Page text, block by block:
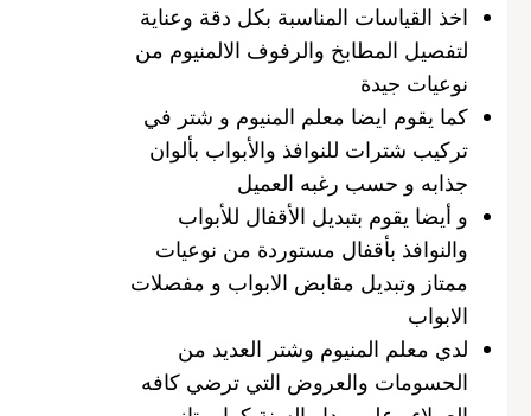
اخذ القياسات المناسبة بكل دقة وعناية
لتفصيل المطابخ والرفوف الالمنيوم من
نوعيات جيدة
كما يقوم ايضا معلم المنيوم و شتر في
تركيب شترات للنوافذ والأبواب بألوان
جذابه و حسب رغبه العميل
و أيضا يقوم بتبديل الأقفال للأبواب
والنوافذ بأقفال مستوردة من نوعيات
ممتاز وتبديل مقابض الابواب و مفصلات
الابواب
لدي معلم المنيوم وشتر العديد من
الحسومات والعروض التي ترضي كافه